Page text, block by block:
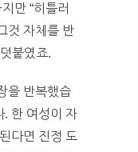
만 “히틀러
것 자체를 반
붙였죠.
을 반복했습
. 한 여성이 자
다면 진정 도